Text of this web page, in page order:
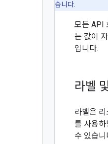
습니다.
모든 API
는 값이
입니다.
라벨
라벨은
를 사용
수 있습